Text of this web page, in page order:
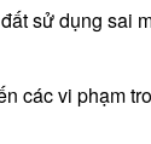
sử dụng sai
các vi phạm